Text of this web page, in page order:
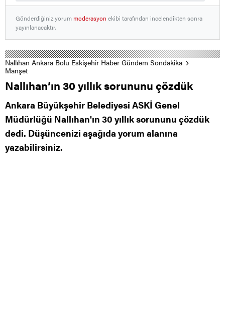
Gönderdiğiniz yorummoderasyon ekibi tarafından incelendikten sonra
yayınlanacaktır.
Nallıhan Ankara Bolu Eskişehir Haber Gündem Sondakika
Manşet
Nallıhan’ın 30 yıllık sorununu çözdük
Ankara Büyükşehir Belediyesi ASKİ Genel
Müdürlüğü Nallıhan'ın 30 yıllık sorununu çözdük
dedi. Düşüncenizi aşağıda yorum alanına
yazabilirsiniz.